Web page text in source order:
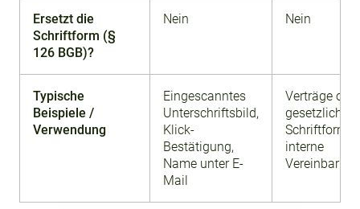
Ersetzt die
Schriftform (§
126 BGB)?
Nein Nein
Typische
Beispiele /
Verwendung
Eingescanntes
Unterschriftsbild,
Klick-
Bestätigung,
Name unter E-
Mail
Verträge
gesetzliches
interne